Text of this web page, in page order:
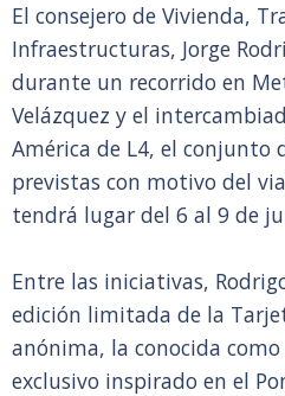
El consejero de Vivienda,
Infraestructuras, Jorge
durante un recorrido en
Velázquez y el
América de L4, el conjunto
previstas con motivo del
tendrá lugar del 6 al 9 de
Entre las iniciativas,
edición limitada de la
anónima, la conocida
exclusivo inspirado en el